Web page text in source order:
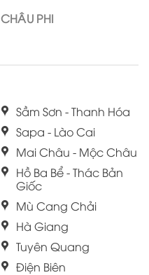
CHÂU PHI
Sầm Sơn - Thanh Hóa
Sapa - Lào Cai
Mai Châu - Mộc Châu
Hồ Ba Bể - Thác Bản
Giốc
Mù Cang Chải
Hà Giang
Tuyên Quang
Điện Biên